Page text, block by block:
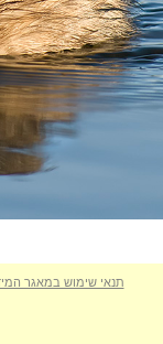
תנאי שימוש במאגר